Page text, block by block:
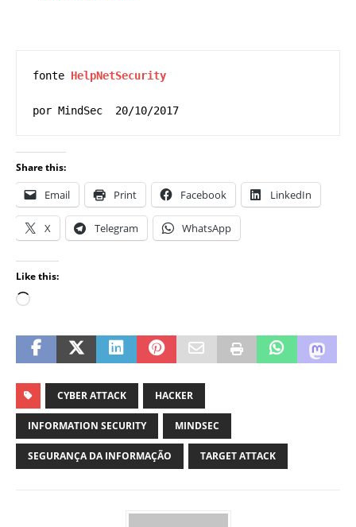
fonte HelpNetSecurity
por MindSec  20/10/2017
Share this:
Email Print Facebook LinkedIn
X Telegram WhatsApp
Like this:
CYBER ATTACK HACKER
INFORMATION SECURITY MINDSEC
SEGURANÇA DA INFORMAÇÃO TARGET ATTACK